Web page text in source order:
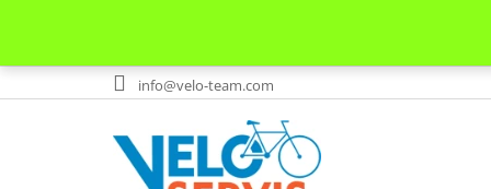
Přejít
na
info@velo-team.com